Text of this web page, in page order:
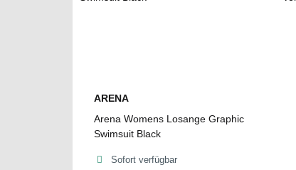
ARENA
Arena Womens Losange Graphic
Swimsuit Black
Sofort verfügbar